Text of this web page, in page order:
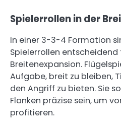
Spielerrollen in der
In einer 3-3-4 Formation
Spielerrollen
Breitenexpansion.
Aufgabe, breit zu bleiben,
den Angriff zu bieten. Sie
Flanken präzise sein, um
profitieren.